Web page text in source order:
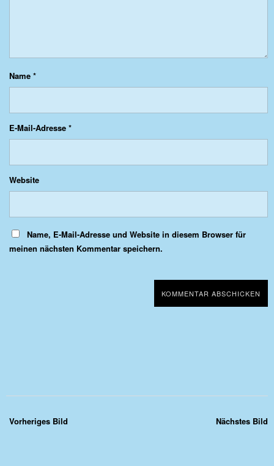
Name *
E-Mail-Adresse *
Website
Name, E-Mail-Adresse und Website in diesem Browser für
meinen nächsten Kommentar speichern.
Nächstes Bild
Vorheriges Bild